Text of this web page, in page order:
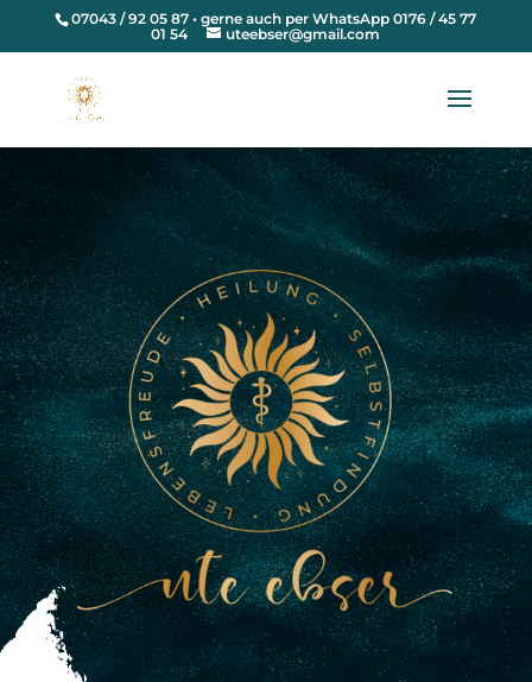
07043 / 92 05 87 • gerne auch per WhatsApp 0176 / 45 77
01 54
uteebser@gmail.com